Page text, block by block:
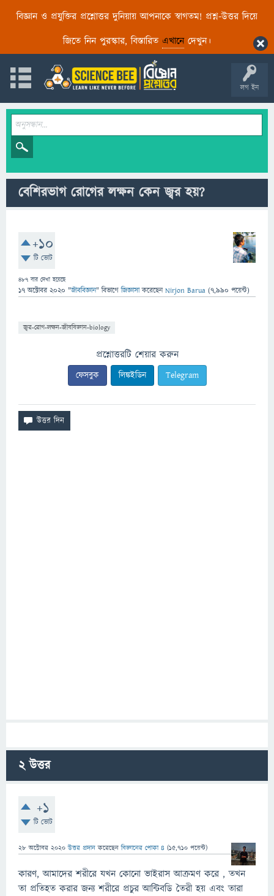
বিজ্ঞান ও প্রযুক্তির প্রশ্নোত্তর দুনিয়ায় আপনাকে স্বাগতম! প্রশ্ন-উত্তর দিয়ে
জিতে নিন পুরস্কার, বিস্তারিত এখানেদেখুন।
লগ ইন
বেশিরভাগ রোগের লক্ষন কেন জ্বর হয়?
+10
টি ভোট
487 বার দেখা হয়েছে
17 অক্টোবর 2020 "জীববিজ্ঞান" বিভাগে জিজ্ঞাসাকরেছেনNirjon Barua (7,990 পয়েন্ট)
জ্বর-রোগ-লক্ষন-জীববিজ্ঞান-biology
প্রশ্নোত্তরটি শেয়ার করুন
ফেসবুক লিঙ্কইডিন Telegram
2উত্তর
+1
টি ভোট
28 অক্টোবর 2020 উত্তর প্রদান করেছেনবিজ্ঞানের পোকা ৪ (15,710 পয়েন্ট)
কারণ, আমাদের শরীরে যখন কোনো ভাইরাস আক্রমণ করে , তখন
তা প্রতিহত করার জন্য শরীরে প্রচুর আন্টিবডি তৈরী হয় এবং তারা